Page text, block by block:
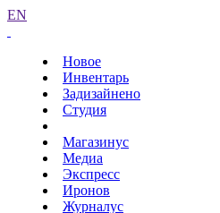
EN
Новое
Инвентарь
Задизайнено
Студия
Магазинус
Медиа
Экспресс
Иронов
Журналус